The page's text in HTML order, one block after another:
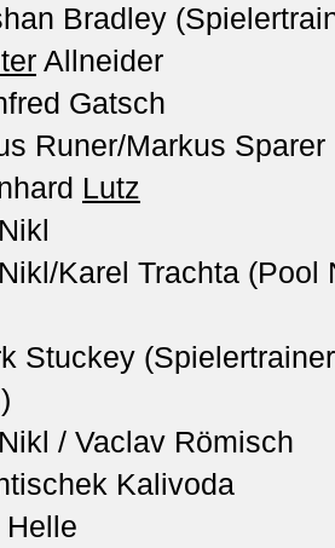
Bradley
Allneider
Gatsch
Runer/Markus Sparer
Lutz
Karel Trachta (Pool
Stuckey
/ Vaclav Römisch
Kalivoda
Helle